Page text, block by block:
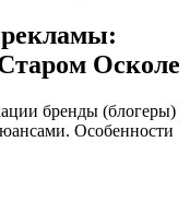
Осколе
бренды (блогеры)
Особенности